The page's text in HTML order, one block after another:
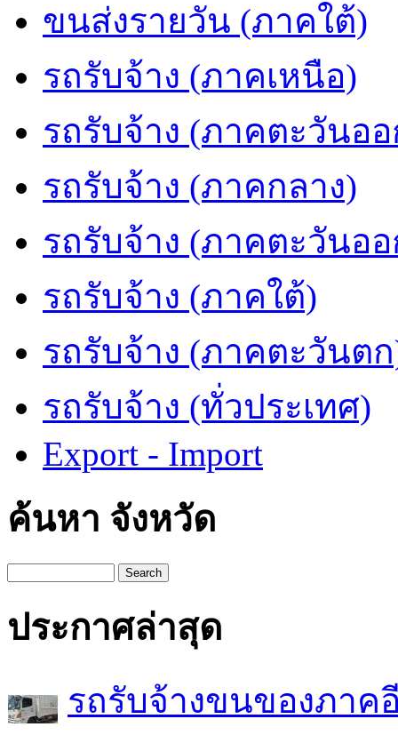
ขนส่งรายวัน (ภาคใต้)
รถรับจ้าง (ภาคเหนือ)
รถรับจ้าง (ภาคตะวันออ
รถรับจ้าง (ภาคกลาง)
รถรับจ้าง (ภาคตะวันอ
รถรับจ้าง (ภาคใต้)
รถรับจ้าง (ภาคตะวันต
รถรับจ้าง (ทั่วประเทศ)
Export - Import
ค้นหา จังหวัด
Search
ประกาศล่าสุด
รถรับจ้างขนของภาค